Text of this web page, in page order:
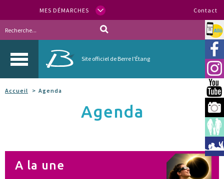
MES DÉMARCHES Contact
Site officiel de Berre l'Étang
Allo
Accueil Agenda
Agenda
A la une